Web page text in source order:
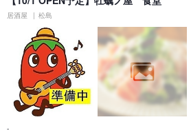
居酒屋 松島
-